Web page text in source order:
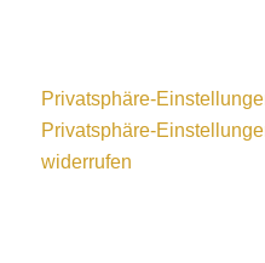
Privatsphäre-
Privatsphäre-
widerrufen